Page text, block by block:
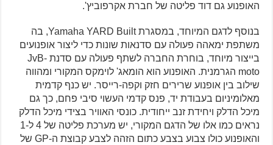
האופנוע גם דוד פליטה של חברת אקרפוביץ'.
בנוסף לדגם המיוחד, במסגרת Yamaha YARD Built, בה
משתפת ימאהה פעולה עם סדנאות שונות כדי ליצור אופנועים
בייצור מיוחד, בוחרת החברה לשתף פעולה עם סדנת JvB-
moto הגרמנית. האופנוע הוא הומאג' לוימקס המקורי ומהווה
שילוב בין אופנוע שרירים חזק וקפה-רייסר. יש כנף קדמית
מאלומיניום בעבודת יד, פנס קדמי העשוי סיבי פחם, כך גם
מיכל הדלק ויחידת זנב ייחודית. כונסי האוויר בצידי מיכל הדלק
נראים כמו אלו של הדגם המקורי, יש מערכת פליטה של 4 ל-1
והאופנוע כולו צבוע בצבע כתום הזהה לצבע קבוצת ה-GP של